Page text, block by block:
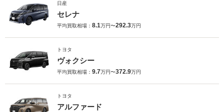
日産
セレナ
平均買取相場： 8.1万円〜292.3万円
トヨタ
ヴォクシー
平均買取相場： 9.7万円〜372.9万円
トヨタ
アルファード